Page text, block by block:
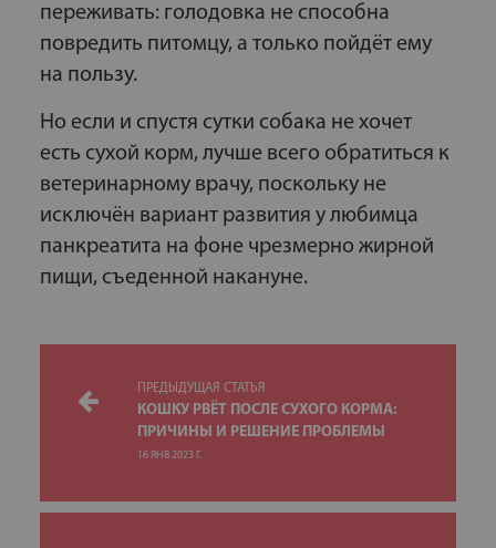
переживать: голодовка не способна
повредить питомцу, а только пойдёт ему
на пользу.
Но если и спустя сутки собака не хочет
есть сухой корм, лучше всего обратиться к
ветеринарному врачу, поскольку не
исключён вариант развития у любимца
панкреатита на фоне чрезмерно жирной
пищи, съеденной накануне.
ПРЕДЫДУЩАЯ СТАТЬЯ
КОШКУ РВЁТ ПОСЛЕ СУХОГО КОРМА:
ПРИЧИНЫ И РЕШЕНИЕ ПРОБЛЕМЫ
16 ЯНВ 2023 Г.